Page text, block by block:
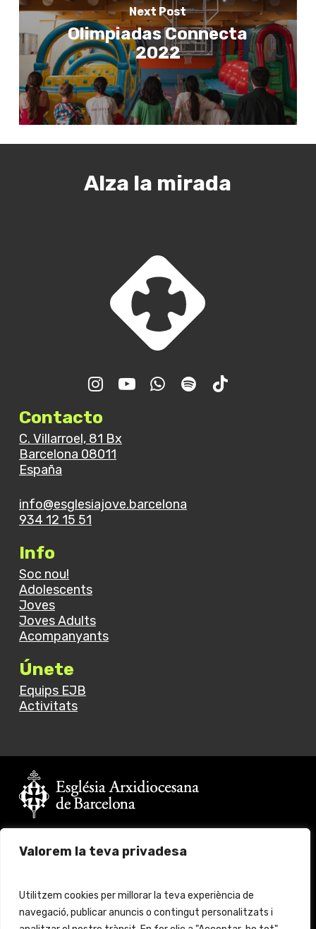
Valorem la teva privadesa
Utilitzem cookies per millorar la teva experiència de
navegació, publicar anuncis o contingut personalitzats i
Next Post
Olimpiadas Connecta
2022
Alza la mirada
Contacto
C. Villarroel, 81 Bx
Barcelona 08011
España
info@esglesiajove.barcelona
934 12 15 51
Info
Soc nou!
Adolescents
Joves
Joves Adults
Acompanyants
Únete
Equips EJB
Activitats
Fes clickaquíper més informació
© 2024 Església Jove Barcelona. All rights reserved.